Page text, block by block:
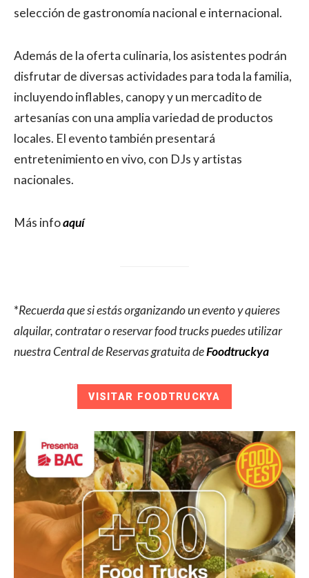
selección de gastronomía nacional e internacional.
Además de la oferta culinaria, los asistentes podrán
disfrutar de diversas actividades para toda la familia,
incluyendo inflables, canopy y un mercadito de
artesanías con una amplia variedad de productos
locales. El evento también presentará
entretenimiento en vivo, con DJs y artistas
nacionales.
Más infoaquí
*Recuerda que si estás organizando un evento y quieres
alquilar, contratar o reservar food trucks puedes utilizar
nuestra Central de Reservas gratuita deFoodtruckya
VISITAR FOODTRUCKYA